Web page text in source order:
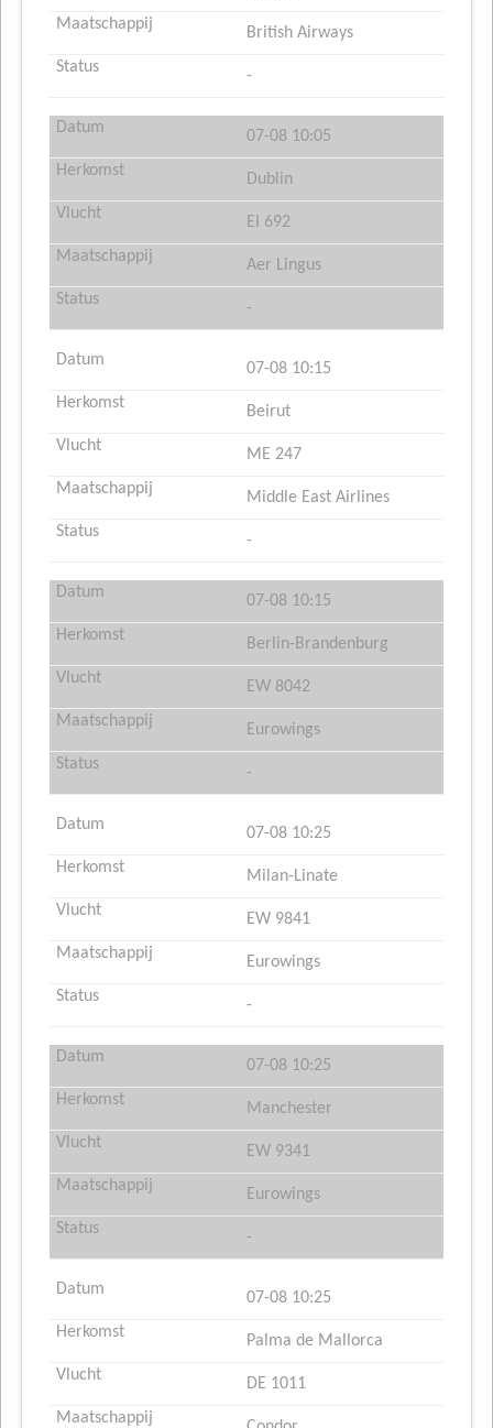
British Airways
-
07-08 10:05
Dublin
EI 692
Aer Lingus
-
07-08 10:15
Beirut
ME 247
Middle East Airlines
-
07-08 10:15
Berlin-Brandenburg
EW 8042
Eurowings
-
07-08 10:25
Milan-Linate
EW 9841
Eurowings
-
07-08 10:25
Manchester
EW 9341
Eurowings
-
07-08 10:25
Palma de Mallorca
DE 1011